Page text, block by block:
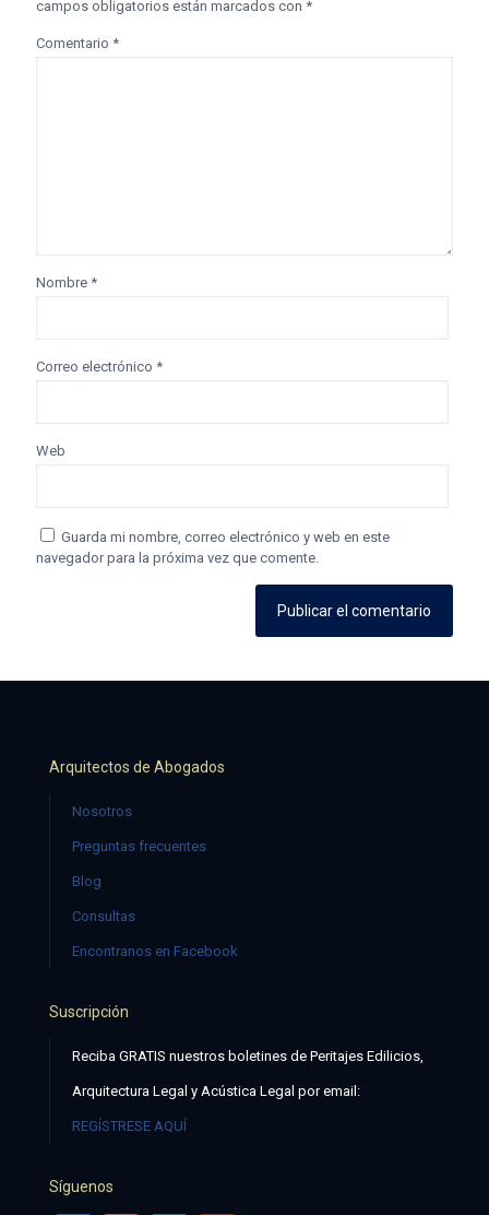
campos obligatorios están marcados con *
Comentario *
Nombre *
Correo electrónico *
Web
Guarda mi nombre, correo electrónico y web en este
navegador para la próxima vez que comente.
Arquitectos de Abogados
Nosotros
Preguntas frecuentes
Blog
Consultas
Encontranos en Facebook
Suscripción
Reciba GRATIS nuestros boletines de Peritajes Edilicios,
Arquitectura Legal y Acústica Legal por email:
REGÍSTRESE AQUÍ
Síguenos